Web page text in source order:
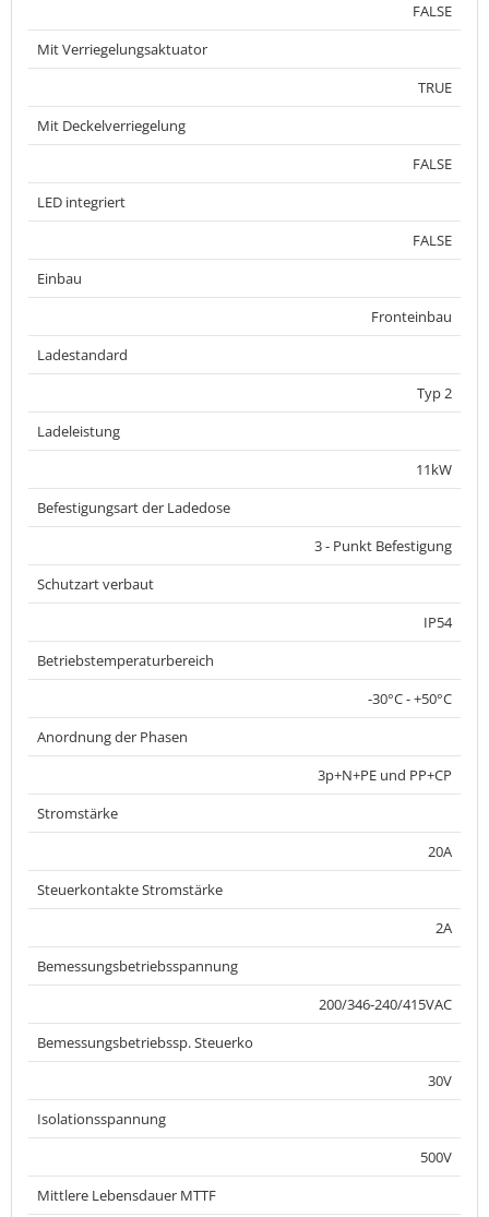
FALSE
Mit Verriegelungsaktuator
TRUE
Mit Deckelverriegelung
FALSE
LED integriert
FALSE
Einbau
Fronteinbau
Ladestandard
Typ 2
Ladeleistung
11kW
Befestigungsart der Ladedose
3 - Punkt Befestigung
Schutzart verbaut
IP54
Betriebstemperaturbereich
-30°C - +50°C
Anordnung der Phasen
3p+N+PE und PP+CP
Stromstärke
20A
Steuerkontakte Stromstärke
2A
Bemessungsbetriebsspannung
200/346-240/415VAC
Bemessungsbetriebssp. Steuerko
30V
Isolationsspannung
500V
Mittlere Lebensdauer MTTF